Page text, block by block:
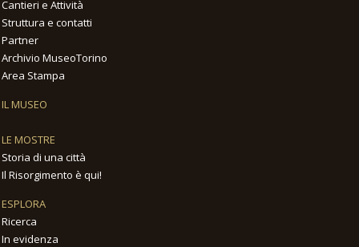
Cantieri e Attività
Struttura e contatti
Partner
Archivio MuseoTorino
Area Stampa
IL MUSEO
LE MOSTRE
Storia di una città
Il Risorgimento è qui!
ESPLORA
Ricerca
In evidenza